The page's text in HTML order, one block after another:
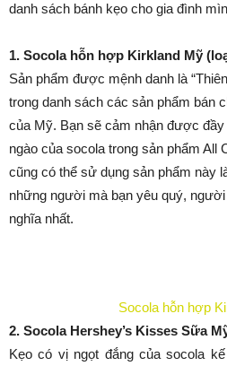
danh sách bánh kẹo cho gia đình
1. Socola hỗn hợp Kirkland Mỹ
Sản phẩm được mệnh danh là
trong danh sách các sản phẩm bán
của Mỹ. Bạn sẽ cảm nhận được
ngào của socola trong sản phẩm All
cũng có thể sử dụng sản phẩm này
những người mà bạn yêu quý,
nghĩa nhất.
Socola hỗn hợp
2. Socola Hershey’s Kisses Sữa
Kẹo có vị ngọt đắng của socola